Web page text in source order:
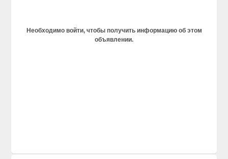
Необходимо войти, чтобы получить информацию об этом
объявлении.